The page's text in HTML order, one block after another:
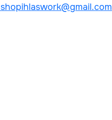
shopihlaswork@gmail.com